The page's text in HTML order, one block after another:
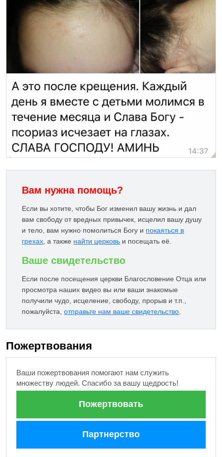
Вам нужна помощь?
Если вы хотите, чтобы Бог изменил вашу жизнь и дал
вам свободу от вредных привычек, исцелил вашу душу
и тело, вам нужно помолиться Богу и покаяться в
грехах, а также найти церковь и посещать её.
Ваше свидетельство
Если после посещения церкви Благословение Отца или
просмотра наших видео вы или ваши знакомые
получили чудо, исцеление, свободу, прорыв и т.п.,
пожалуйста,отправьте нам ваше свидетельство.
Пожертвования
Ваши пожертвования помогают нам служить
множеству людей. Спасибо за вашу щедрость!
Пожертвовать
Партнерство